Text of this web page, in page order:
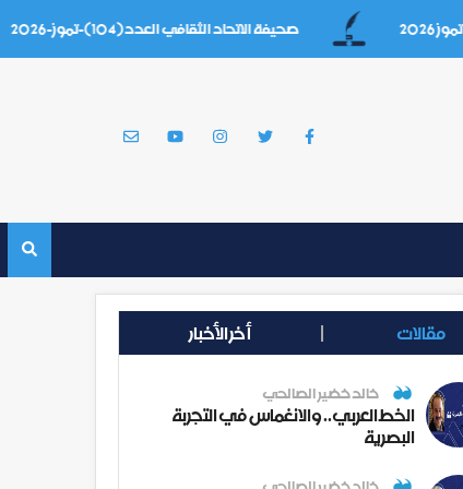
صحيفة الاتحاد الثقافي العدد(104)-تموز-2026
مقالات أخر الأخبار
خالد خضير الصالحي
الخط العربي.. والانغماس في التجربة
البصرية